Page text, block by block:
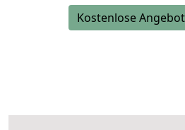
Kostenlose